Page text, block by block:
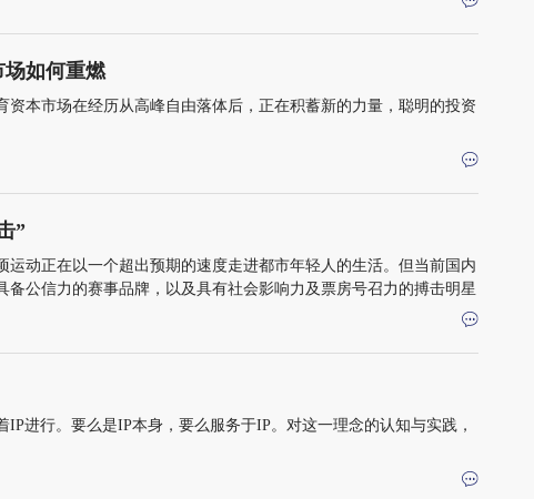
场如何重燃
资本市场在经历从高峰自由落体后，正在积蓄新的力量，聪明的投资
”
运动正在以一个超出预期的速度走进都市年轻人的生活。但当前国内
备公信力的赛事品牌，以及具有社会影响力及票房号召力的搏击明星
进行。要么是IP本身，要么服务于IP。对这一理念的认知与实践，